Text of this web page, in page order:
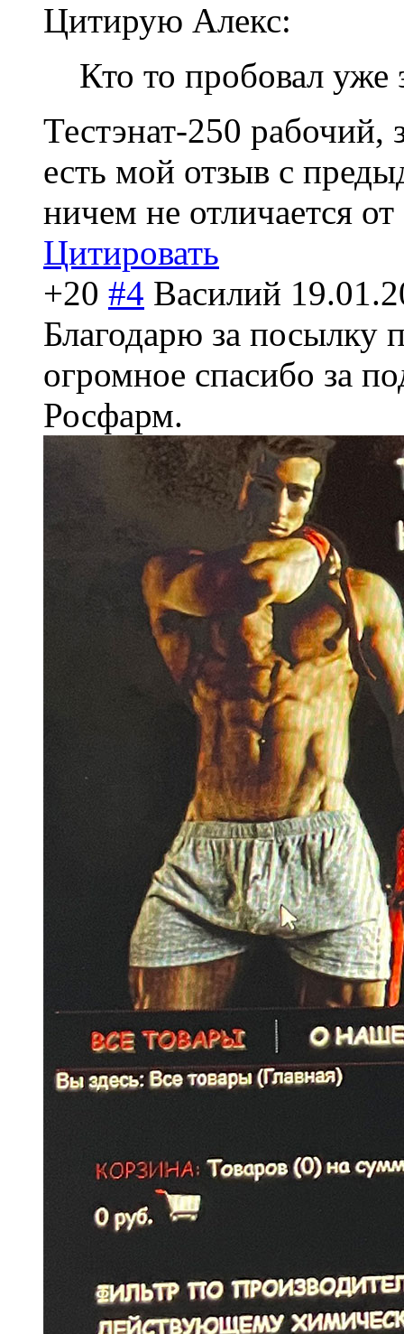
Цитирую Алекс:
Кто то пробовал уже
Тестэнат-250 рабочий,
есть мой отзыв с
ничем не отличается
Цитировать
+20 #4 Василий
Благодарю за посылку
огромное спасибо за
Росфарм.